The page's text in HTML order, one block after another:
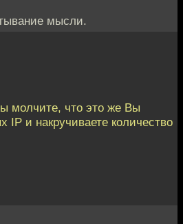
мысли.
молчите, что это же Вы
IP и накручиваете количество